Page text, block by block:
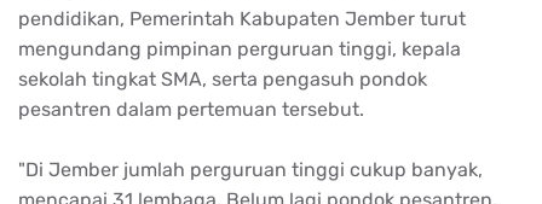
pendidikan, Pemerintah Kabupaten Jember turut
mengundang pimpinan perguruan tinggi, kepala
sekolah tingkat SMA, serta pengasuh pondok
pesantren dalam pertemuan tersebut.
"Di Jember jumlah perguruan tinggi cukup banyak,